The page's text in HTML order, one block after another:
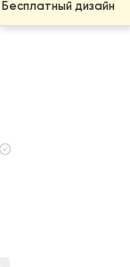
Бесплатный дизайн